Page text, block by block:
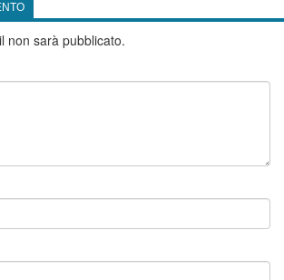
non sarà pubblicato.